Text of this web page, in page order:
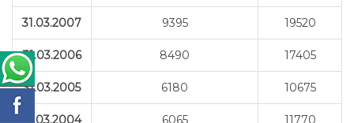
31.03.2007 9395 19520
31.03.2006 8490 17405
31.03.2005 6180 10675
31.03.2004 6065 11770